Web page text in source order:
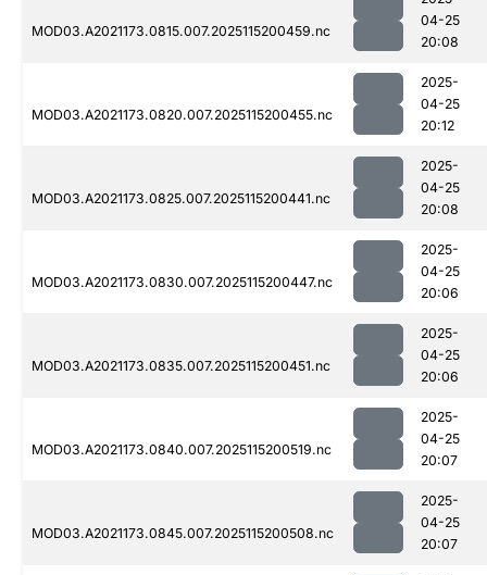
MOD03.A2021173.0815.007.2025115200459.nc
04-25
20:08
MOD03.A2021173.0820.007.2025115200455.nc
2025-
04-25
20:12
MOD03.A2021173.0825.007.2025115200441.nc
2025-
04-25
20:08
MOD03.A2021173.0830.007.2025115200447.nc
2025-
04-25
20:06
MOD03.A2021173.0835.007.2025115200451.nc
2025-
04-25
20:06
MOD03.A2021173.0840.007.2025115200519.nc
2025-
04-25
20:07
MOD03.A2021173.0845.007.2025115200508.nc
2025-
04-25
20:07